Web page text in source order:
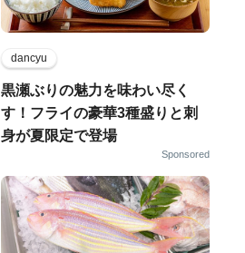
dancyu
黒瀬ぶりの魅力を味わい尽く
す！フライの豪華3種盛りと刺
身が夏限定で登場
Sponsored